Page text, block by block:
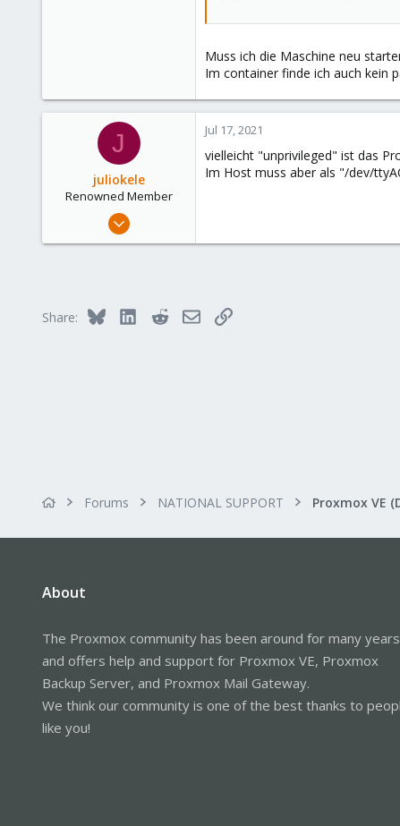
Muss ich die Maschine neu
Im container finde ich auch kein
J
juliokele
Renowned Member
Nov 25, 2016
Jul 17, 2021
vielleicht "unprivileged" ist das
Im Host muss aber als "/dev/
Share: Bluesky LinkedInRedditEmailLink
Forums NATIONAL SUPPORT Proxmox VE
About
The Proxmox community has been around for many years
and offers help and support for Proxmox VE, Proxmox
Backup Server, and Proxmox Mail Gateway.
We think our community is one of the best thanks to
like you!